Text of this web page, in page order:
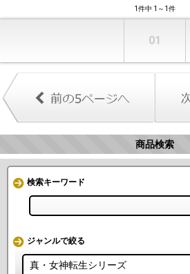
1件中 1～1件
01
商品検索
検索キーワード
ジャンルで絞る